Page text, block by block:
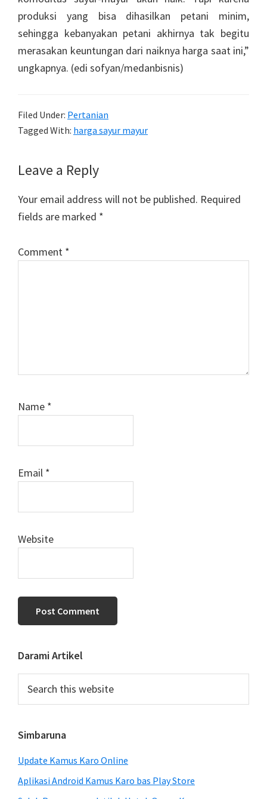
produksi yang bisa dihasilkan petani minim,
sehingga kebanyakan petani akhirnya tak begitu
merasakan keuntungan dari naiknya harga saat ini,”
ungkapnya. (edi sofyan/medanbisnis)
Filed Under: Pertanian
Tagged With: harga sayur mayur
Reader
Interactions
Leave a Reply
Your email address will not be published. Required
fields are marked *
Comment *
Name *
Email *
Website
Primary
Sidebar
Darami Artikel
this
Simbaruna
Update Kamus Karo Online
Aplikasi Android Kamus Karo bas Play Store